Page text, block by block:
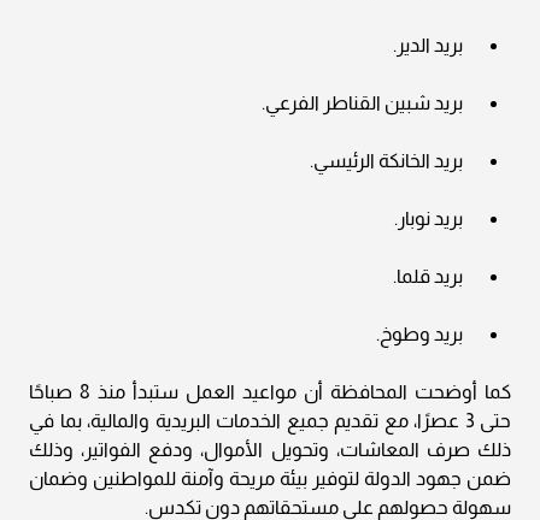
بريد الدير.
بريد شبين القناطر الفرعي.
بريد الخانكة الرئيسي.
بريد نوبار.
بريد قلما.
بريد وطوخ.
كما أوضحت المحافظة أن مواعيد العمل ستبدأ منذ 8 صباحًا
حتى 3 عصرًا، مع تقديم جميع الخدمات البريدية والمالية، بما في
ذلك صرف المعاشات، وتحويل الأموال، ودفع الفواتير، وذلك
ضمن جهود الدولة لتوفير بيئة مريحة وآمنة للمواطنين وضمان
سهولة حصولهم على مستحقاتهم دون تكدس.